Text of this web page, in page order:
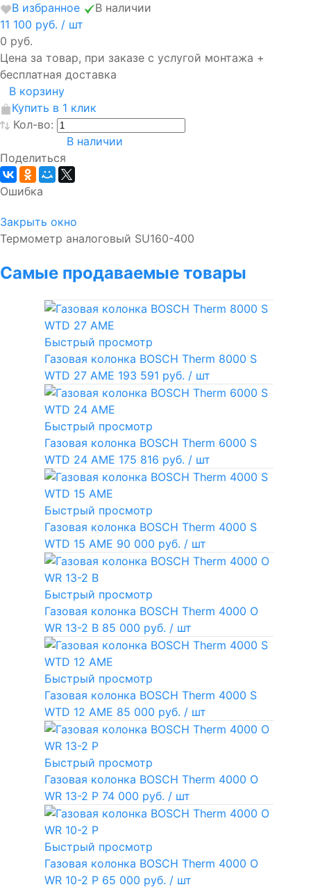
В избранное
В наличии
11 100 руб. / шт
0 руб.
Цена за товар, при заказе с услугой монтажа +
бесплатная доставка
В корзину
Купить в 1 клик
Кол-во:
В наличии
Поделиться
Ошибка
Закрыть окно
Термометр аналоговый SU160-400
Самые продаваемые товары
Быстрый просмотр
Газовая колонка BOSCH Therm 8000 S
WTD 27 AME 193 591 руб. / шт
Быстрый просмотр
Газовая колонка BOSCH Therm 6000 S
WTD 24 AME 175 816 руб. / шт
Быстрый просмотр
Газовая колонка BOSCH Therm 4000 S
WTD 15 AME 90 000 руб. / шт
Быстрый просмотр
Газовая колонка BOSCH Therm 4000 O
WR 13-2 В 85 000 руб. / шт
Быстрый просмотр
Газовая колонка BOSCH Therm 4000 S
WTD 12 AME 85 000 руб. / шт
Быстрый просмотр
Газовая колонка BOSCH Therm 4000 O
WR 13-2 P 74 000 руб. / шт
Быстрый просмотр
Газовая колонка BOSCH Therm 4000 O
WR 10-2 P 65 000 руб. / шт